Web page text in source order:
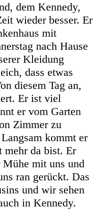
dem Kennedy,
wieder besser. Er
mit
nach Hause
Kleidung
dass etwas
diesem Tag an,
Er ist viel
er vom Garten
Zimmer zu
kommt er
mehr da bist. Er
mit uns und
ran gerückt. Das
und wir sehen
in Kennedy.